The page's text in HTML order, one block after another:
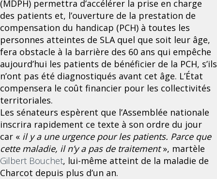
(MDPH) permettra d’accélérer la prise en charge
des patients et, l’ouverture de la prestation de
compensation du handicap (PCH) à toutes les
personnes atteintes de SLA quel que soit leur âge,
fera obstacle à la barrière des 60 ans qui empêche
aujourd’hui les patients de bénéficier de la PCH, s’ils
n’ont pas été diagnostiqués avant cet âge. L’État
compensera le coût financier pour les collectivités
territoriales.
Les sénateurs espèrent que l’Assemblée nationale
inscrira rapidement ce texte à son ordre du jour
car « il y a une urgence pour les patients. Parce que
cette maladie, il n’y a pas de traitement», martèle
Gilbert Bouchet, lui-même atteint de la maladie de
Charcot depuis plus d’un an.